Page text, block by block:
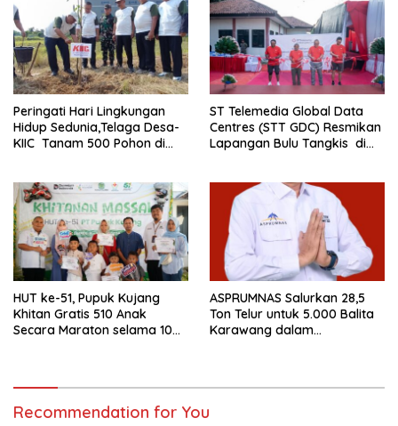
Peringati Hari Lingkungan
Hidup Sedunia,Telaga Desa-
KIIC Tanam 500 Pohon di
ST Telemedia Global Data
Centres (STT GDC) Resmikan
Lapangan Bulu Tangkis di
HUT ke-51, Pupuk Kujang
Khitan Gratis 510 Anak
Secara Maraton selama 10
ASPRUMNAS Salurkan 28,5
Ton Telur untuk 5.000 Balita
Karawang dalam
Recommendation for You